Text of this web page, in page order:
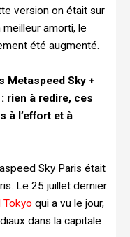
version on était sur
amorti, le
été augmenté.
Metaspeed Sky +
rien à redire, ces
à l’effort et à
Sky Paris était
Le 25 juillet dernier
qui a vu le jour,
dans la capitale